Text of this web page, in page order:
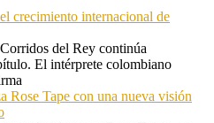
crecimiento internacional de
del Rey continúa
El intérprete colombiano
Rose Tape con una nueva visión